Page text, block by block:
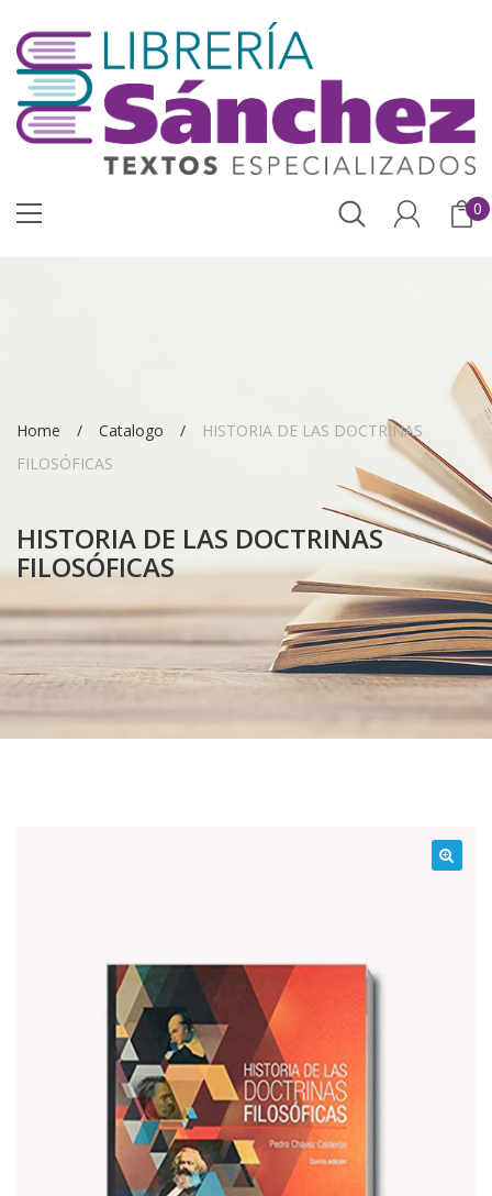
0
Home Catalogo
HISTORIA DE LAS DOCTRINAS
FILOSÓFICAS
HISTORIA DE LAS DOCTRINAS
FILOSÓFICAS